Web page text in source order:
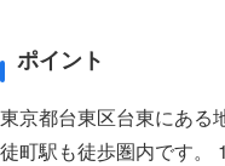
ポイント
東京都台東区台東にある
徒町駅も徒歩圏内です。